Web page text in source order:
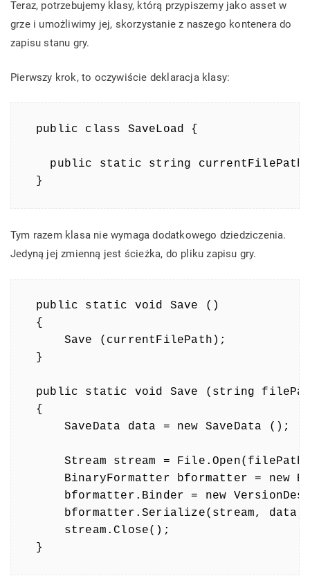
Teraz, potrzebujemy klasy, którą przypiszemy jako asset w
grze i umożliwimy jej, skorzystanie z naszego kontenera do
zapisu stanu gry.
Pierwszy krok, to oczywiście deklaracja klasy:
public class SaveLoad {
public static string currentFilePath
}
Tym razem klasa nie wymaga dodatkowego dziedziczenia.
Jedyną jej zmienną jest ścieżka, do pliku zapisu gry.
public static void Save ()
{
    Save (currentFilePath);
}
public static void Save (string
{
    SaveData data = new SaveData ();
Stream stream =
BinaryFormatter bformatter = new
bformatter.Binder = new
bformatter.Serialize(stream,
    stream.Close();
}